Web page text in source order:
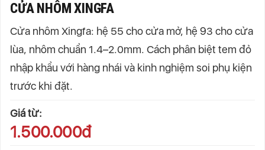
CỬA NHÔM XINGFA
Cửa nhôm Xingfa: hệ 55 cho cửa mở, hệ 93 cho cửa
lùa, nhôm chuẩn 1.4–2.0mm. Cách phân biệt tem đỏ
nhập khẩu với hàng nhái và kinh nghiệm soi phụ kiện
trước khi đặt.
Giá từ:
1.500.000đ